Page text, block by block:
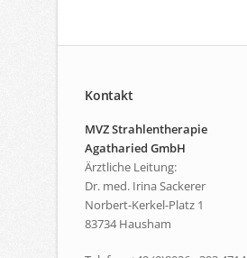
Kontakt
MVZ Strahlentherapie
Agatharied GmbH
Ärztliche Leitung:
Dr. med. Irina Sackerer
Norbert-Kerkel-Platz 1
83734 Hausham